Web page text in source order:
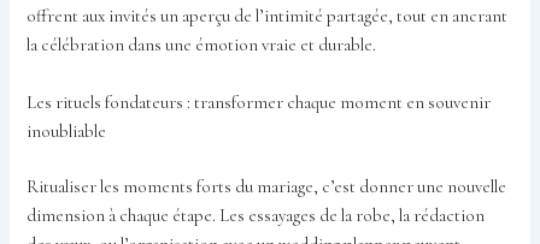
offrent aux invités un aperçu de l’intimité partagée, tout en ancrant
la célébration dans une émotion vraie et durable.
Les rituels fondateurs : transformer chaque moment en souvenir
inoubliable
Ritualiser les moments forts du mariage, c’est donner une nouvelle
dimension à chaque étape. Les essayages de la robe, la rédaction